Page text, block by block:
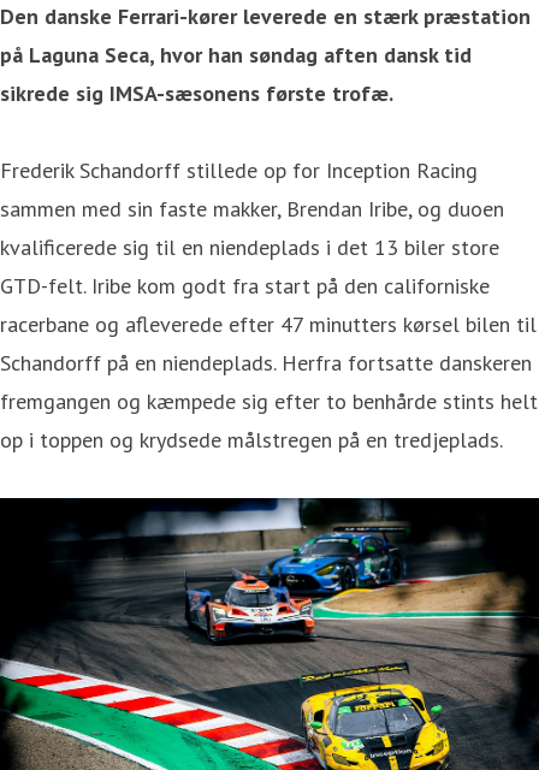
Den danske Ferrari-kører leverede en stærk præstation
på Laguna Seca, hvor han søndag aften dansk tid
sikrede sig IMSA-sæsonens første trofæ.
Frederik Schandorff stillede op for Inception Racing
sammen med sin faste makker, Brendan Iribe, og duoen
kvalificerede sig til en niendeplads i det 13 biler store
GTD-felt. Iribe kom godt fra start på den californiske
racerbane og afleverede efter 47 minutters kørsel bilen til
Schandorff på en niendeplads. Herfra fortsatte danskeren
fremgangen og kæmpede sig efter to benhårde stints helt
op i toppen og krydsede målstregen på en tredjeplads.